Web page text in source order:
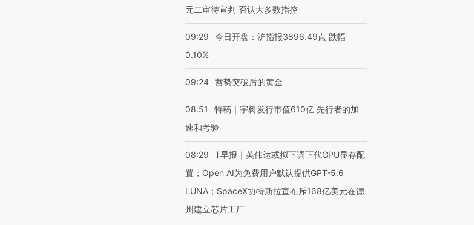
元二审待宣判 否认大多数指控
09:29
今日开盘：沪指报3896.49点 跌幅
0.10%
09:24 蓄势突破后的黄金
08:51
特稿｜宇树发行市值610亿 先行者的加
速和考验
08:29
T早报｜英伟达或拟下调下代GPU显存配
置；Open AI为免费用户默认提供GPT-5.6
LUNA；SpaceX协特斯拉宣布斥168亿美元在德
州建立芯片工厂